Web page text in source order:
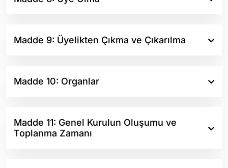
Madde 9: Üyelikten Çıkma ve Çıkarılma
Madde 10: Organlar
Madde 11: Genel Kurulun Oluşumu ve
Toplanma Zamanı